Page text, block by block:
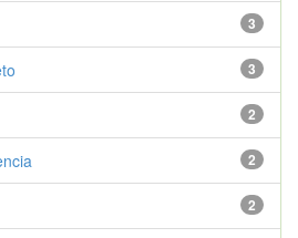
3
3
2
2
2